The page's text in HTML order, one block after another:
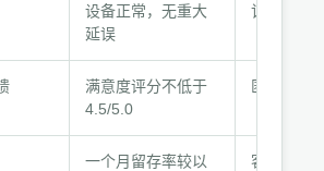
设备正常，无重大
延误
记录表
满意度评分不低于
4.5/5.0
匿名问卷
一个月留存率较以
客户HR系